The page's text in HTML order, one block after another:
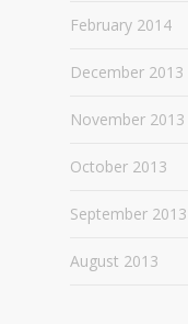
February 2014
December 2013
November 2013
October 2013
September 2013
August 2013